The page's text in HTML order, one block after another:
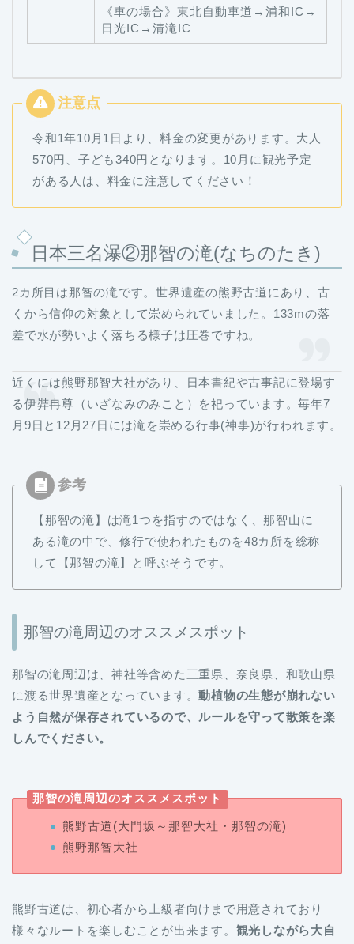
《車の場合》東北自動車道→浦和IC→
日光IC→清滝IC
令和1年10月1日より、料金の変更があります。大人
570円、子ども340円となります。10月に観光予定
がある人は、料金に注意してください！
日本三名瀑②那智の滝(なちのたき)
2カ所目は那智の滝です。世界遺産の熊野古道にあり、古
くから信仰の対象として崇められていました。133mの落
差で水が勢いよく落ちる様子は圧巻ですね。
近くには熊野那智大社があり、日本書紀や古事記に登場す
る伊弉冉尊（いざなみのみこと）を祀っています。毎年7
月9日と12月27日には滝を崇める行事(神事)が行われます。
【那智の滝】は滝1つを指すのではなく、那智山に
ある滝の中で、修行で使われたものを48カ所を総称
して【那智の滝】と呼ぶそうです。
那智の滝周辺のオススメスポット
那智の滝周辺は、神社等含めた三重県、奈良県、和歌山県
に渡る世界遺産となっています。動植物の生態が崩れない
よう自然が保存されているので、ルールを守って散策を楽
しんでください。
那智の滝周辺のオススメスポット
熊野古道(大門坂～那智大社・那智の滝)
熊野那智大社
熊野古道は、初心者から上級者向けまで用意されており
様々なルートを楽しむことが出来ます。 観光しながら大自